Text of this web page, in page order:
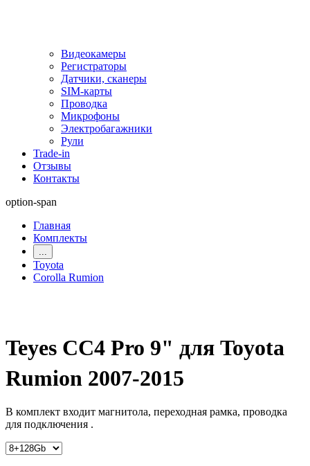
Видеокамеры
Регистраторы
Датчики, сканеры
SIM-карты
Проводка
Микрофоны
Электробагажники
Рули
Trade-in
Отзывы
Контакты
option-span
Главная
Комплекты
...
Toyota
Corolla Rumion
Teyes CC4 Pro 9" для Toyota
Rumion 2007-2015
В комплект входит магнитола, переходная рамка, проводка
для подключения .